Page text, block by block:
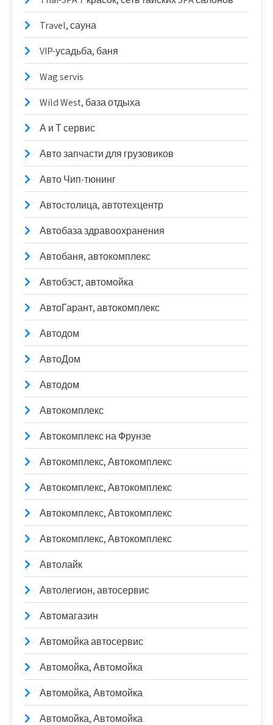
Travel, сауна
VIP-усадьба, баня
Wag servis
Wild West, база отдыха
А и Т сервис
Авто запчасти для грузовиков
Авто Чип-тюнинг
Автоcтолица, автотехцентр
Автобаза здравоохранения
Автобаня, автокомплекс
Автобэст, автомойка
АвтоГарант, автокомплекс
Автодом
АвтоДом
Автодом
Автокомплекс
Автокомплекс на Фрунзе
Автокомплекс, Автокомплекс
Автокомплекс, Автокомплекс
Автокомплекс, Автокомплекс
Автокомплекс, Автокомплекс
Автолайк
Автолегион, автосервис
Автомагазин
Автомойка автосервис
Автомойка, Автомойка
Автомойка, Автомойка
Автомойка, Автомойка